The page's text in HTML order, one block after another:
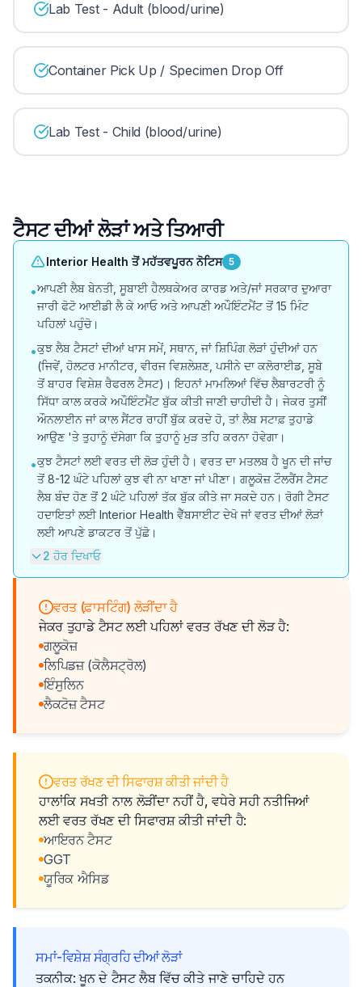
Lab Test - Adult (blood/urine)
Container Pick Up / Specimen Drop Off
Lab Test - Child (blood/urine)
ਟੈਸਟ ਦੀਆਂ ਲੋੜਾਂ ਅਤੇ ਤਿਆਰੀ
Interior Health ਤੋਂ ਮਹੱਤਵਪੂਰਨ ਨੋਟਿਸ 5
•ਆਪਣੀ ਲੈਬ ਬੇਨਤੀ, ਸੂਬਾਈ ਹੈਲਥਕੇਅਰ ਕਾਰਡ ਅਤੇ/ਜਾਂ ਸਰਕਾਰ ਦੁਆਰਾ
ਜਾਰੀ ਫੋਟੋ ਆਈਡੀ ਲੈ ਕੇ ਆਓ ਅਤੇ ਆਪਣੀ ਅਪੌਇੰਟਮੈਂਟ ਤੋਂ 15 ਮਿੰਟ
ਪਹਿਲਾਂ ਪਹੁੰਚੋ।
•ਕੁਝ ਲੈਬ ਟੈਸਟਾਂ ਦੀਆਂ ਖਾਸ ਸਮੇਂ, ਸਥਾਨ, ਜਾਂ ਸ਼ਿਪਿੰਗ ਲੋੜਾਂ ਹੁੰਦੀਆਂ ਹਨ
(ਜਿਵੇਂ, ਹੋਲਟਰ ਮਾਨੀਟਰ, ਵੀਰਜ ਵਿਸ਼ਲੇਸ਼ਣ, ਪਸੀਨੇ ਦਾ ਕਲੋਰਾਈਡ, ਸੂਬੇ
ਤੋਂ ਬਾਹਰ ਵਿਸ਼ੇਸ਼ ਰੈਫਰਲ ਟੈਸਟ)। ਇਹਨਾਂ ਮਾਮਲਿਆਂ ਵਿੱਚ ਲੈਬਾਰਟਰੀ ਨੂੰ
ਸਿੱਧਾ ਕਾਲ ਕਰਕੇ ਅਪੌਇੰਟਮੈਂਟ ਬੁੱਕ ਕੀਤੀ ਜਾਣੀ ਚਾਹੀਦੀ ਹੈ। ਜੇਕਰ ਤੁਸੀਂ
ਔਨਲਾਈਨ ਜਾਂ ਕਾਲ ਸੈਂਟਰ ਰਾਹੀਂ ਬੁੱਕ ਕਰਦੇ ਹੋ, ਤਾਂ ਲੈਬ ਸਟਾਫ਼ ਤੁਹਾਡੇ
ਆਉਣ 'ਤੇ ਤੁਹਾਨੂੰ ਦੱਸੇਗਾ ਕਿ ਤੁਹਾਨੂੰ ਮੁੜ ਤਹਿ ਕਰਨਾ ਹੋਵੇਗਾ।
•ਕੁਝ ਟੈਸਟਾਂ ਲਈ ਵਰਤ ਦੀ ਲੋੜ ਹੁੰਦੀ ਹੈ। ਵਰਤ ਦਾ ਮਤਲਬ ਹੈ ਖੂਨ ਦੀ ਜਾਂਚ
ਤੋਂ 8-12 ਘੰਟੇ ਪਹਿਲਾਂ ਕੁਝ ਵੀ ਨਾ ਖਾਣਾ ਜਾਂ ਪੀਣਾ। ਗਲੂਕੋਜ਼ ਟੌਲਰੈਂਸ ਟੈਸਟ
ਲੈਬ ਬੰਦ ਹੋਣ ਤੋਂ 2 ਘੰਟੇ ਪਹਿਲਾਂ ਤੱਕ ਬੁੱਕ ਕੀਤੇ ਜਾ ਸਕਦੇ ਹਨ। ਰੋਗੀ ਟੈਸਟ
ਹਦਾਇਤਾਂ ਲਈ Interior Health ਵੈੱਬਸਾਈਟ ਦੇਖੋ ਜਾਂ ਵਰਤ ਦੀਆਂ ਲੋੜਾਂ
ਲਈ ਆਪਣੇ ਡਾਕਟਰ ਤੋਂ ਪੁੱਛੋ।
2 ਹੋਰ ਦਿਖਾਓ
ਵਰਤ (ਫ਼ਾਸਟਿੰਗ) ਲੋੜੀਂਦਾ ਹੈ
ਜੇਕਰ ਤੁਹਾਡੇ ਟੈਸਟ ਲਈ ਪਹਿਲਾਂ ਵਰਤ ਰੱਖਣ ਦੀ ਲੋੜ ਹੈ:
ਗਲੂਕੋਜ਼
ਲਿਪਿਡਜ਼ (ਕੋਲੈਸਟ੍ਰੋਲ)
ਇੰਸੁਲਿਨ
ਲੈਕਟੋਜ਼ ਟੈਸਟ
ਵਰਤ ਰੱਖਣ ਦੀ ਸਿਫਾਰਸ਼ ਕੀਤੀ ਜਾਂਦੀ ਹੈ
ਹਾਲਾਂਕਿ ਸਖਤੀ ਨਾਲ ਲੋੜੀਂਦਾ ਨਹੀਂ ਹੈ, ਵਧੇਰੇ ਸਹੀ ਨਤੀਜਿਆਂ
ਲਈ ਵਰਤ ਰੱਖਣ ਦੀ ਸਿਫਾਰਸ਼ ਕੀਤੀ ਜਾਂਦੀ ਹੈ:
ਆਇਰਨ ਟੈਸਟ
GGT
ਯੂਰਿਕ ਐਸਿਡ
ਸਮਾਂ-ਵਿਸ਼ੇਸ਼ ਸੰਗ੍ਰਹਿ ਦੀਆਂ ਲੋੜਾਂ
ਤਕਨੀਕ: ਖੂਨ ਦੇ ਟੈਸਟ ਲੈਬ ਵਿੱਚ ਕੀਤੇ ਜਾਣੇ ਚਾਹਿਦੇ ਹਨ